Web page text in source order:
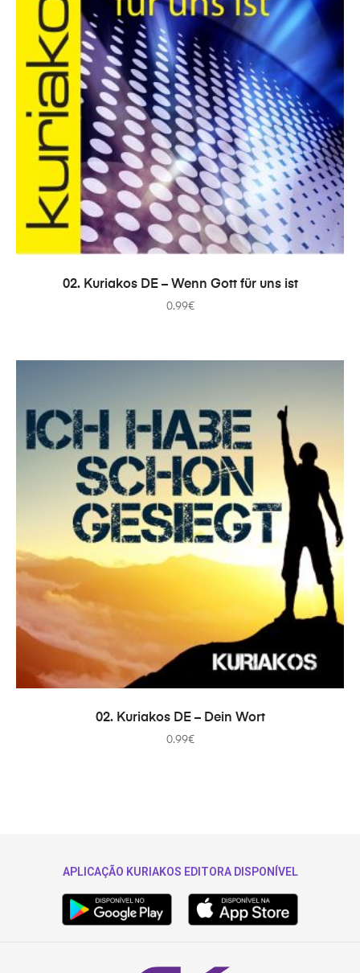
ADICIONAR
02. Kuriakos DE – Wenn Gott für uns ist
0.99€
ADICIONAR
02. Kuriakos DE – Dein Wort
0.99€
APLICAÇÃO KURIAKOS EDITORA DISPONÍVEL